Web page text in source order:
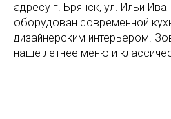
адресу г. Брянск, ул. Ильи
оборудован современной
дизайнерским интерьером.
наше летнее меню и